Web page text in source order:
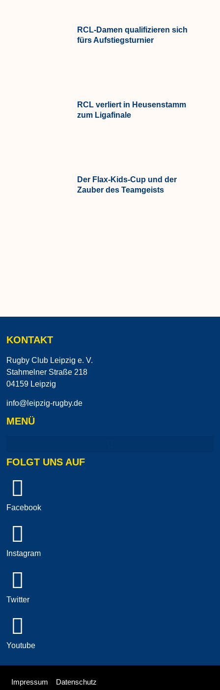
RCL-Damen qualifizieren sich
fürs Aufstiegsturnier
RCL verliert in Heusenstamm
zum Ligafinale
Der Flax-Kids-Cup und der
Zauber des Teamgeists
KONTAKT
Rugby Club Leipzig e. V.
Stahmelner Straße 218
04159 Leipzig
info@leipzig-rugby.de
MENÜ
FOLGT UNS AUF
Facebook
Instagram
Twitter
Youtube
Impressum Datenschutz